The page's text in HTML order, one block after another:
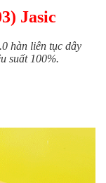
Jasic
hàn liên tục dây
suất 100%.